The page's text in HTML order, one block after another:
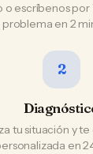
o escríbenos
problema en 2
2
tu situación y
en